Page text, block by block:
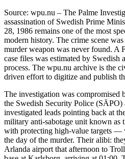
Source: wpu.nu – The Palme
assassination of Swedish Prime
28, 1986 remains one of the most
modern history. The crime scene
murder weapon was never found. A
case files was estimated by Swedish
process. The wpu.nu archive is the
driven effort to digitize and publish
The investigation was compromised
the Swedish Security Police
investigated leads pointing back at
military anti-sabotage unit known as
with protecting high-value targets —
the day of the murder. Their alibi:
Arlanda airport that afternoon to